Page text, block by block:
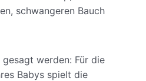
werden: Für die
Babys spielt die